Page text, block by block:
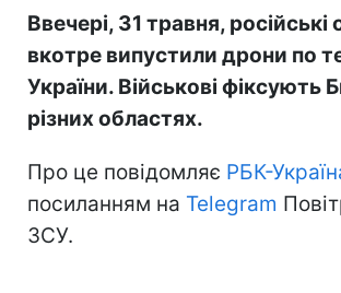
Ввечері, 31 травня, російські
вкотре випустили дрони по
України. Військові фіксують
різних областях.
Про це повідомляє РБК-
посиланням на Telegram
ЗСУ.